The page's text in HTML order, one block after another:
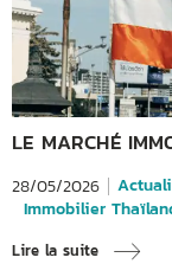
LE MARCHÉ
28/05/2026
Immobilier
Lire la suite